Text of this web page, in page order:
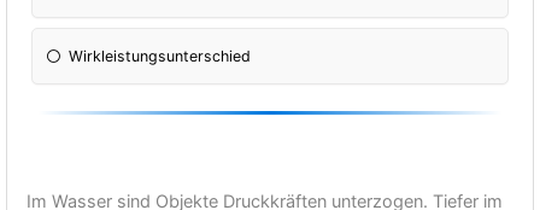
Wirkleistungsunterschied
Im Wasser sind Objekte Druckkräften unterzogen. Tiefer im